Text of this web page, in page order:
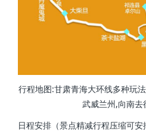
行程地图:甘肃青海大环线多种玩
武威兰州,向南去
日程安排（景点精减行程压缩可安